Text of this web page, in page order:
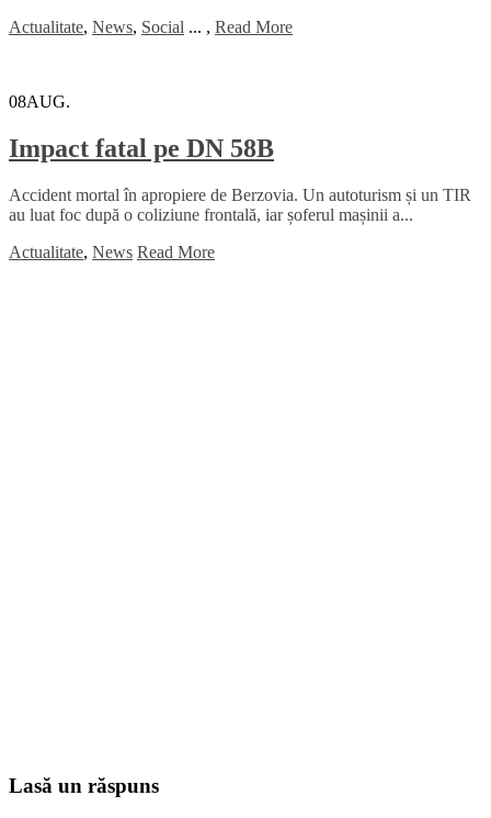
Actualitate, News, Social ... , Read More
08AUG.
Impact fatal pe DN 58B
Accident mortal în apropiere de Berzovia. Un autoturism și un TIR
au luat foc după o coliziune frontală, iar șoferul mașinii a...
Actualitate, News Read More
Lasă un răspuns